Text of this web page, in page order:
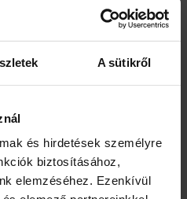
A sütikről
és hirdetések személyre
biztosításához,
elemzéséhez. Ezenkívül
előforduló cukrokat